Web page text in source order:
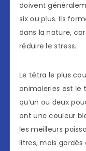
doivent
six ou plus. Ils
dans la nature,
réduire le stress.
Le tétra le plus
animaleries est le
qu’un ou deux
ont une couleur
les meilleurs
litres, mais